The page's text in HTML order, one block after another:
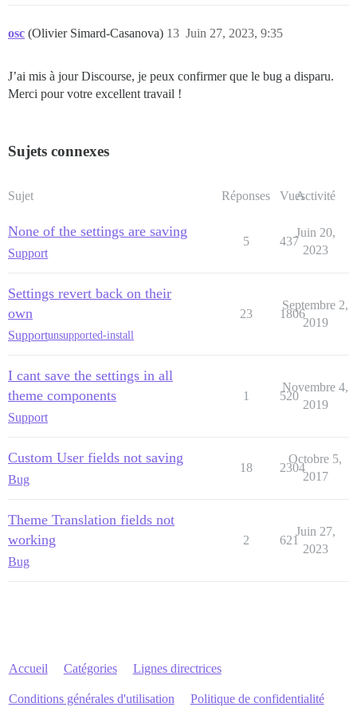
osc (Olivier Simard-Casanova) Juin 27, 2023, 9:35
13
J’ai mis à jour Discourse, je peux confirmer que le bug a disparu.
Merci pour votre excellent travail !
Sujets connexes
Sujet Réponses VuesActivité
None of the settings are saving
Support
5 437
Juin 20,
2023
Settings revert back on their
own
Supportunsupported-install
23 1806
Septembre 2,
2019
I cant save the settings in all
theme components
Support
1 520
Novembre 4,
2019
Custom User fields not saving
Bug
18 2304
Octobre 5,
2017
Theme Translation fields not
working
Bug
2 621
Juin 27,
2023
Accueil Catégories Lignes directrices
Conditions générales d'utilisation Politique de confidentialité